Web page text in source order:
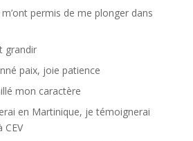
permis de me plonger dans
grandir
paix, joie patience
mon caractère
en Martinique, je témoignerai
CEV